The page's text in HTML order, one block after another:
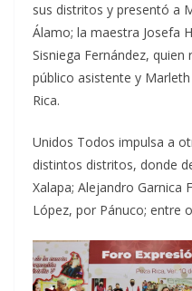
sus distritos y presentó a
Álamo; la maestra Josefa
Sisniega Fernández,
público asistente y
Rica.
Unidos Todos impulsa a
distintos distritos, donde
Xalapa; Alejandro Garnica
López, por Pánuco; entre